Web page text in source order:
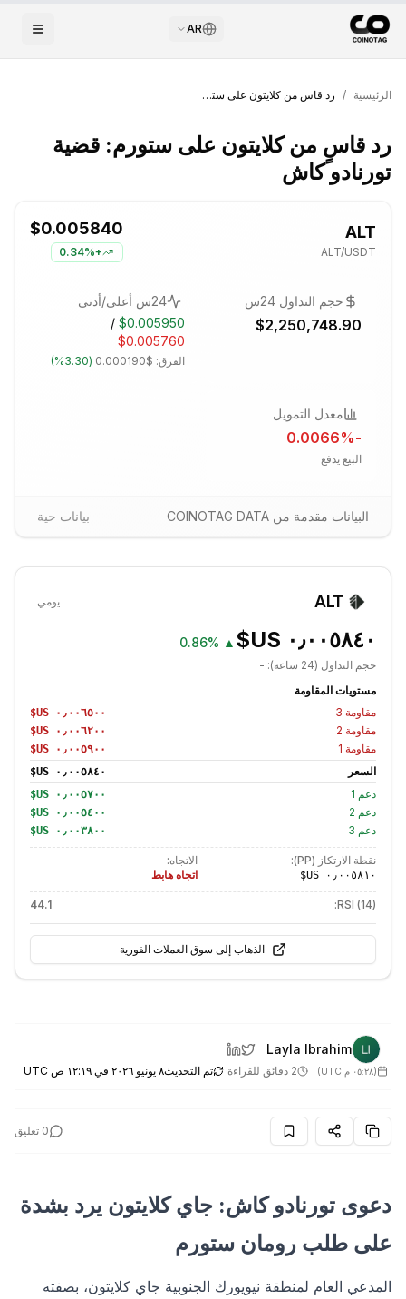
AR
الرئيسية / رد قاسٍ من كلايتون على ستورم: قضية تورنادو كاش
رد قاسٍ من كلايتون على ستورم: قضية
تورنادو كاش
ALT
ALT/USDT
$0.005840
+
0.34%
حجم التداول 24س
$2,250,748.90
24س أعلى/أدنى
$0.005950
/
$0.005760
الفرق: $0.000190
(
3.30%
)
معدل التمويل
-0.0066
%
البيع يدفع
البيانات مقدمة من COINOTAG DATA بيانات حية
ALT يومي
▲
0.86%
حجم التداول (24 ساعة):
-
مستويات المقاومة
مقاومة 3
مقاومة 2
مقاومة 1
السعر
دعم 1
دعم 2
دعم 3
نقطة الارتكاز (PP):
الاتجاه:
اتجاه هابط
RSI (14):
44.1
الذهاب إلى سوق العملات الفورية
Layla Ibrahim
(٠٥:٢٨ م UTC ) 2 دقائق للقراءة تم التحديث٨ يونيو ٢٠٢٦ في ١٢:١٩ ص UTC
0 تعليق
دعوى تورنادو كاش: جاي كلايتون يرد بشدة
على طلب رومان ستورم
المدعي العام لمنطقة نيويورك الجنوبية جاي كلايتون، بصفته